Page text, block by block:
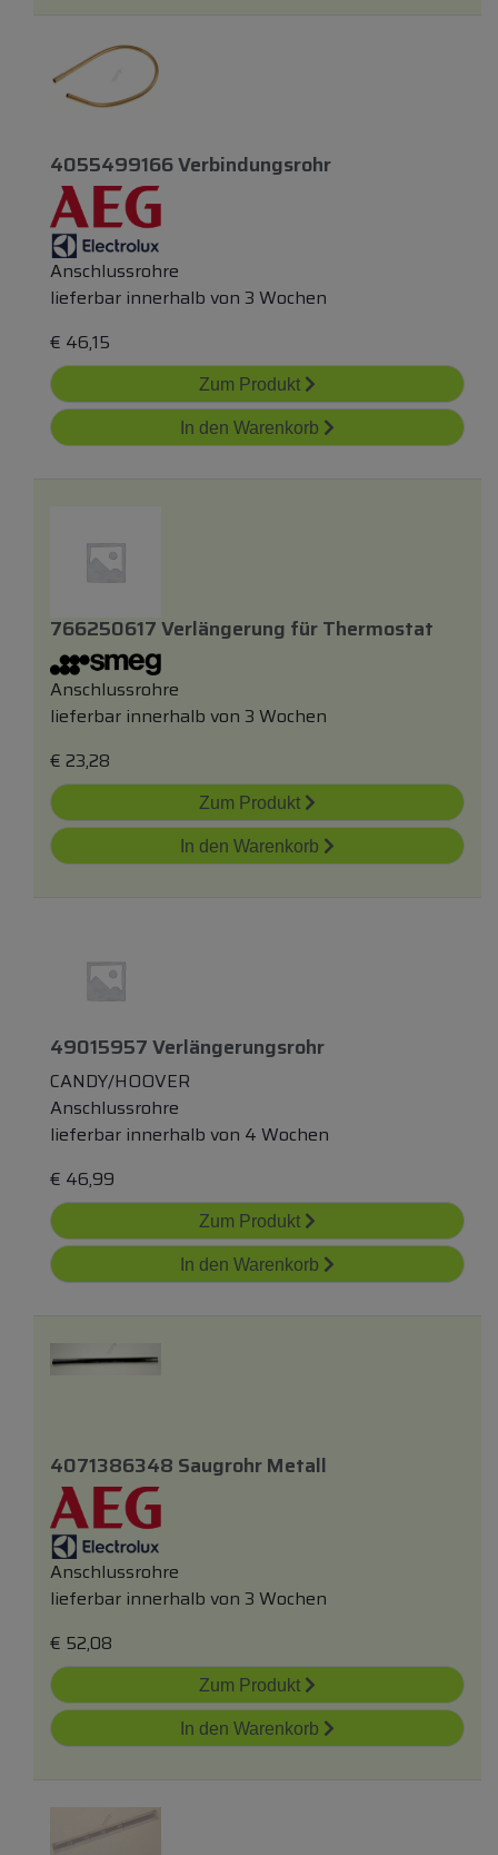
4055499166 Verbindungsrohr
Anschlussrohre
lieferbar innerhalb von 3 Wochen
€ 46,15
Zum Produkt
In den Warenkorb
766250617 Verlängerung fürThermostat
Anschlussrohre
lieferbar innerhalb von 3 Wochen
€ 23,28
Zum Produkt
In den Warenkorb
49015957 Verlängerungsrohr
CANDY/HOOVER
Anschlussrohre
lieferbar innerhalb von 4 Wochen
€ 46,99
Zum Produkt
In den Warenkorb
4071386348 Saugrohr Metall
Anschlussrohre
lieferbar innerhalb von 3 Wochen
€ 52,08
Zum Produkt
In den Warenkorb